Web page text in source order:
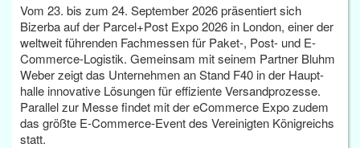
Vom 23. bis zum 24. September 2026 präsentiert sich
Bizerba auf der Parcel+Post Expo 2026 in London, einer der
weltweit führenden Fachmessen für Paket-, Post- und E-
Commerce-Logistik. Gemeinsam mit seinem Partner Bluhm
Weber zeigt das Unternehmen an Stand F40 in der Haupt­
halle innovative Lösungen für effiziente Versandprozesse.
Parallel zur Messe findet mit der eCommerce Expo zudem
das größte E-Commerce-Event des Vereinigten Königreichs
statt.